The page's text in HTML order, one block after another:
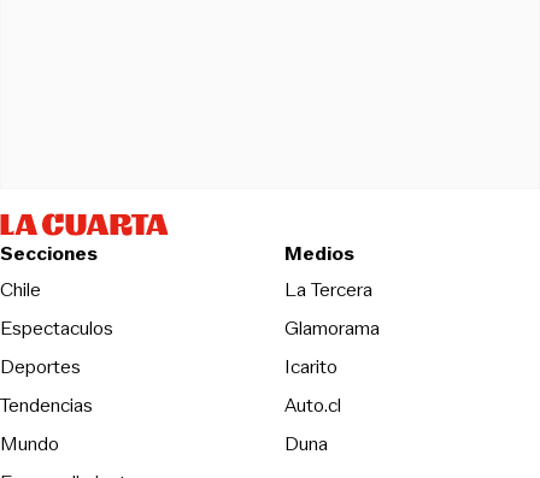
Secciones
Chile
Espectaculos
Deportes
Tendencias
Mundo
Medios
La TerceraOpens in new
Glamorama
Icarito
Auto.cl
DunaOpens in new window